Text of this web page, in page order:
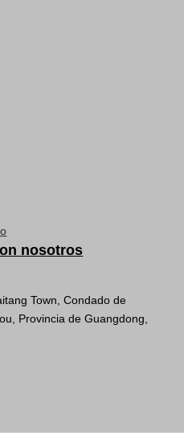
nosotros
Town, Condado de
Provincia de Guangdong,